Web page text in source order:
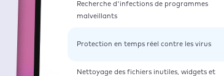
Recherche d'infections de programmes
malveillants
Protection en temps réel contre les virus
Nettoyage des fichiers inutiles, widgets et